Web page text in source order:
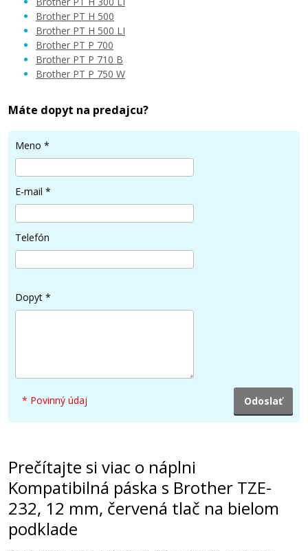
Brother PT H 500
Brother PT H 500 LI
Brother PT P 700
Brother PT P 710 B
Brother PT P 750 W
Máte dopyt na predajcu?
Meno *
E-mail *
Telefón
Dopyt *
* Povinný údaj
Prečítajte si viac o náplni
Kompatibilná páska s Brother TZE-
232, 12 mm, červená tlač na bielom
podklade